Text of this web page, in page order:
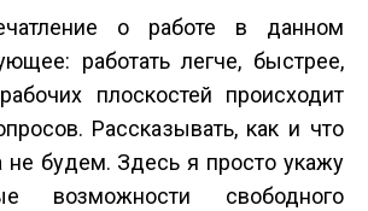
о работе в данном
работать легче, быстрее,
плоскостей происходит
Рассказывать, как и что
не будем. Здесь я просто укажу
возможности свободного